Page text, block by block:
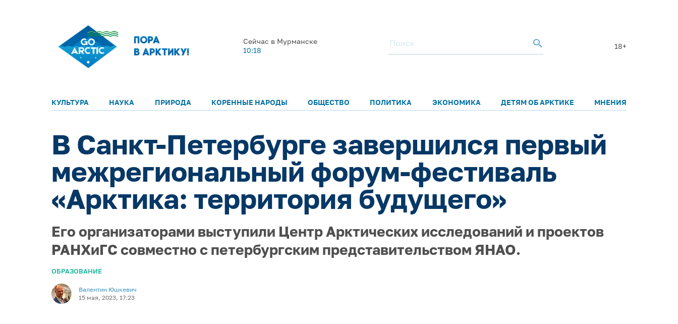
Сейчас в Мурманске
10:18
18+
КУЛЬТУРА НАУКА ПРИРОДА КОРЕННЫЕ НАРОДЫ ОБЩЕСТВО ПОЛИТИКА ЭКОНОМИКА ДЕТЯМ ОБ АРКТИКЕ МНЕНИЯ
В Санкт-Петербурге завершился первый
межрегиональный форум-фестиваль
«Арктика: территория будущего»
Его организаторами выступили Центр Арктических исследований и проектов
РАНХиГС совместно с петербургским представительством ЯНАО.
ОБРАЗОВАНИЕ
Валентин Юшкевич
15 мая, 2023, 17:23